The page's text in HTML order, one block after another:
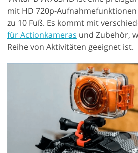
mit HD 720p-
zu 10 Fuß. Es kommt mit
für Actionkameras und Zubehör,
Reihe von Aktivitäten geeignet ist.